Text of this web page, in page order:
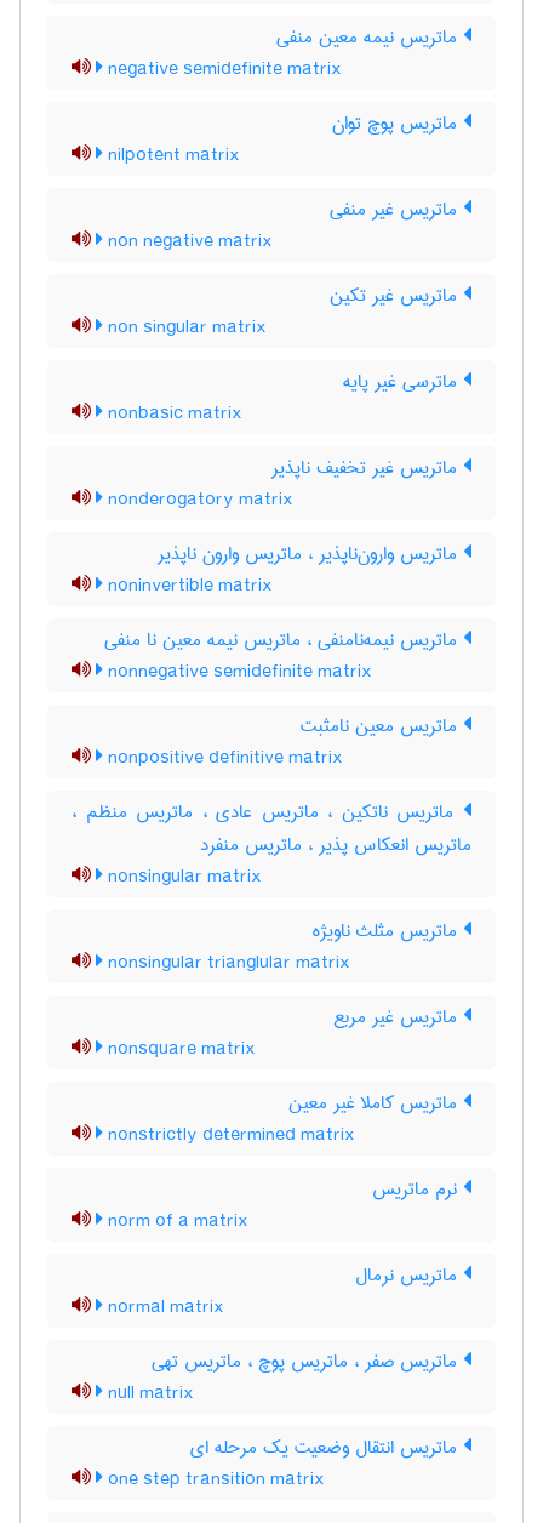
ماتریس نیمه معین منفی
negative semidefinite matrix
ماتریس پوچ توان
nilpotent matrix
ماتریس غیر منفی
non negative matrix
ماتریس غیر تکین
non singular matrix
ماترسی غیر پایه
nonbasic matrix
ماتریس غیر تخفیف ناپذیر
nonderogatory matrix
ماتریس وارون‌ناپذیر ، ماتریس وارون ناپذیر
noninvertible matrix
ماتریس نیمه‌نامنفی ، ماتریس نیمه معین نا منفی
nonnegative semidefinite matrix
ماتریس معین نامثبت
nonpositive definitive matrix
ماتریس ناتکین ، ماتریس عادی ، ماتریس منظم ،
ماتریس انعکاس پذیر ، ماتریس منفرد
nonsingular matrix
ماتریس مثلث ناویژه
nonsingular trianglular matrix
ماتریس غیر مربع
nonsquare matrix
ماتریس کاملا غیر معین
nonstrictly determined matrix
نرم ماتریس
norm of a matrix
ماتریس نرمال
normal matrix
ماتریس صفر ، ماتریس پوچ ، ماتریس تهی
null matrix
ماتریس انتقال وضعیت یک مرحله ای
one step transition matrix